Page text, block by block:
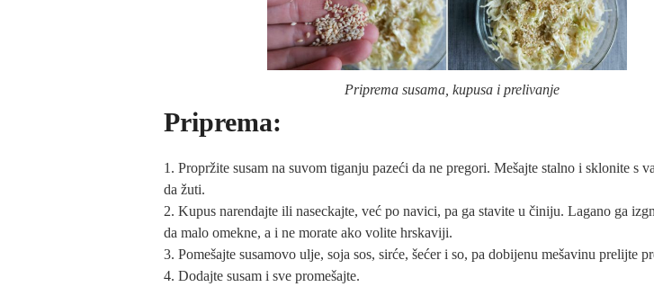
Priprema susama, kupusa i prelivanje
Priprema:
Propržite susam na suvom tiganju pazeći da ne pregori. Mešajte stalno i sklonite s
da žuti.
Kupus narendajte ili naseckajte, već po navici, pa ga stavite u činiju. Lagano ga
da malo omekne, a i ne morate ako volite hrskaviji.
Pomešajte susamovo ulje, soja sos, sirće, šećer i so, pa dobijenu mešavinu prelijte
Dodajte susam i sve promešajte.